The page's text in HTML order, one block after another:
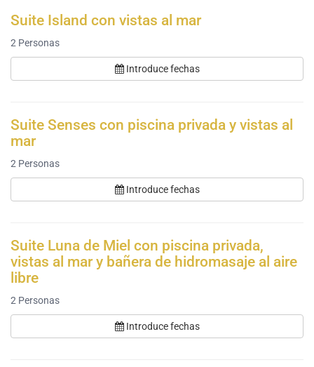
Suite Island con vistas al mar
2 Personas
Introduce fechas
Suite Senses con piscina privada y vistas al
mar
2 Personas
Introduce fechas
Suite Luna de Miel con piscina privada,
vistas al mar y bañera de hidromasaje al aire
libre
2 Personas
Introduce fechas